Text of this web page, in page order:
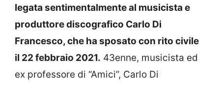
legata sentimentalmente al musicista e
produttore discografico Carlo Di
Francesco, che ha sposato con rito civile
il 22 febbraio 2021. 43enne, musicista ed
ex professore di “Amici”, Carlo Di